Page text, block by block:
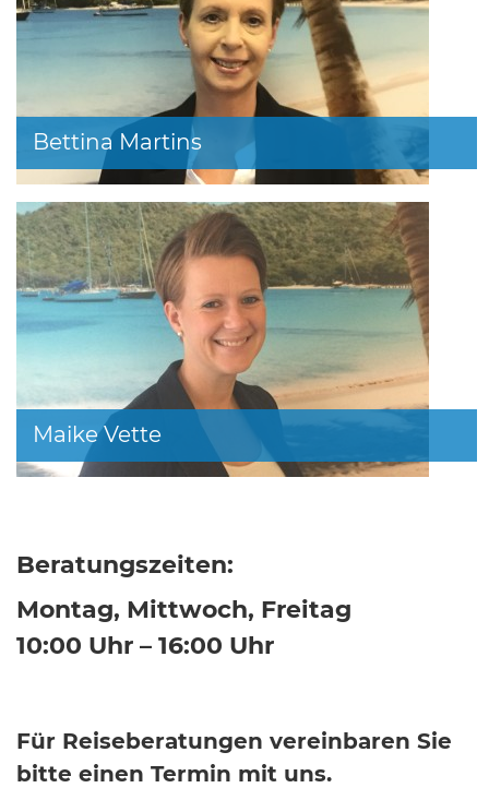
Bettina Martins
Maike Vette
Beratungszeiten:
Montag, Mittwoch, Freitag
10:00 Uhr – 16:00 Uhr
Für Reiseberatungen vereinbaren Sie
bitte einen Termin mit uns.